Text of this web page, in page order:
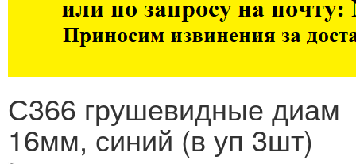
С366 грушевидные диам
16мм, синий (в уп 3шт)